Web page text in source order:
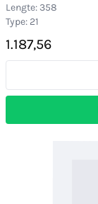
Lengte: 358
Type: 21
1.187,56